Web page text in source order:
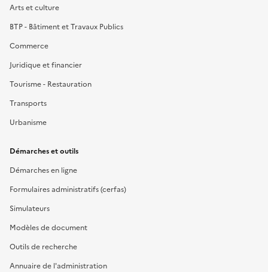
Arts et culture
BTP - Bâtiment et Travaux Publics
Commerce
Juridique et financier
Tourisme - Restauration
Transports
Urbanisme
Démarches et outils
Démarches en ligne
Formulaires administratifs (cerfas)
Simulateurs
Modèles de document
Outils de recherche
Annuaire de l'administration